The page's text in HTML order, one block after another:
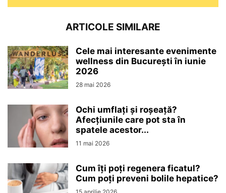
ARTICOLE SIMILARE
Cele mai interesante evenimente
wellness din București în iunie
2026
28 mai 2026
Ochi umflați și roșeață?
Afecțiunile care pot sta în
spatele acestor...
11 mai 2026
Cum îți poți regenera ficatul?
Cum poți preveni bolile hepatice?